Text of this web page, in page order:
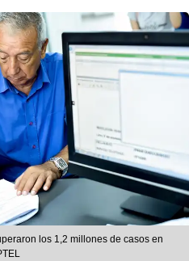
los 1,2 millones de casos en